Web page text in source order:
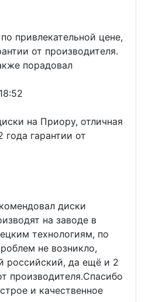
привлекательной цене,
от производителя.
порадовал
на Приору, отличная
года гарантии от
диски
на заводе в
технологиям, по
не возникло,
российский, да ещё и 2
производителя.Спасибо
и качественное